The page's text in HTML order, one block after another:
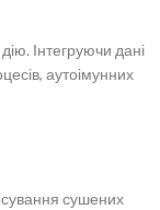
Інтегруючи дані
аутоімунних
сушених